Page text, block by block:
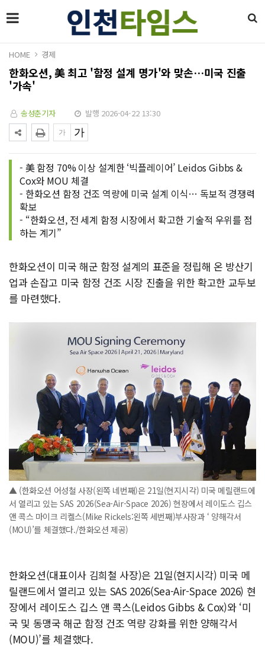
HOME 경제
한화오션, 美 최고 '함정 설계 명가'와 맞손…미국 진출
'가속'
송성춘기자 발행 2026-04-22 13:30
- 美 함정 70% 이상 설계한 ‘빅플레이어’ Leidos Gibbs &
Cox와 MOU 체결
- 한화오션 함정 건조 역량에 미국 설계 이식… 독보적 경쟁력
확보
- “한화오션, 전 세계 함정 시장에서 확고한 기술적 우위를 점
하는 계기”
한화오션이 미국 해군 함정 설계의 표준을 정립해 온 방산기
업과 손잡고 미국 함정 건조 시장 진출을 위한 확고한 교두보
를 마련했다.
▲ (한화오션 어성철 사장(왼쪽 네번째)은 21일(현지시각) 미국 메릴랜드에
서 열리고 있는 SAS 2026(Sea-Air-Space 2026) 현장에서 레이도스 깁스
앤 콕스 마이크 리켈스(Mike Rickels:왼쪽 세번째)부사장과 ‘ 양해각서
(MOU)’를 체결했다./한화오션 제공)
한화오션(대표이사 김희철 사장)은 21일(현지시각) 미국 메
릴랜드에서 열리고 있는 SAS 2026(Sea-Air-Space 2026) 현
장에서 레이도스 깁스 앤 콕스(Leidos Gibbs & Cox)와 ‘미
국 및 동맹국 해군 함정 건조 역량 강화를 위한 양해각서
(MOU)’를 체결했다.